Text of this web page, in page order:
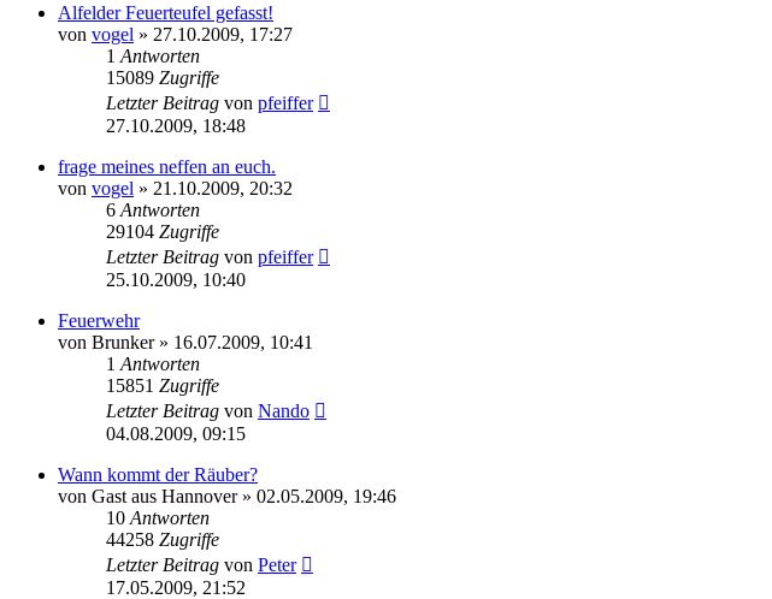
Alfelder Feuerteufel gefasst!
von vogel » 27.10.2009, 17:27
1 Antworten
15089 Zugriffe
Letzter Beitrag von pfeiffer
27.10.2009, 18:48
frage meines neffen an euch.
von vogel » 21.10.2009, 20:32
6 Antworten
29104 Zugriffe
Letzter Beitrag von pfeiffer
25.10.2009, 10:40
Feuerwehr
von Brunker» 16.07.2009, 10:41
1 Antworten
15851 Zugriffe
Letzter Beitrag von Nando
04.08.2009, 09:15
Wann kommt der Räuber?
von Gast aus Hannover» 02.05.2009, 19:46
10 Antworten
44258 Zugriffe
Letzter Beitrag von Peter
17.05.2009, 21:52